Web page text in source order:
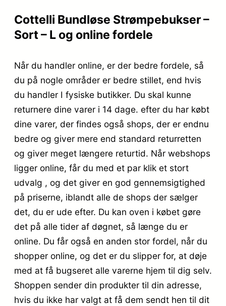
Cottelli Bundløse Strømpebukser –
Sort – L og online fordele
Når du handler online, er der bedre fordele, så
du på nogle områder er bedre stillet, end hvis
du handler I fysiske butikker. Du skal kunne
returnere dine varer i 14 dage. efter du har købt
dine varer, der findes også shops, der er endnu
bedre og giver mere end standard returretten
og giver meget længere returtid. Når webshops
ligger online, får du med et par klik et stort
udvalg , og det giver en god gennemsigtighed
på priserne, iblandt alle de shops der sælger
det, du er ude efter. Du kan oven i købet gøre
det på alle tider af døgnet, så længe du er
online. Du får også en anden stor fordel, når du
shopper online, og det er du slipper for, at døje
med at få bugseret alle varerne hjem til dig selv.
Shoppen sender din produkter til din adresse,
hvis du ikke har valgt at få dem sendt hen til dit